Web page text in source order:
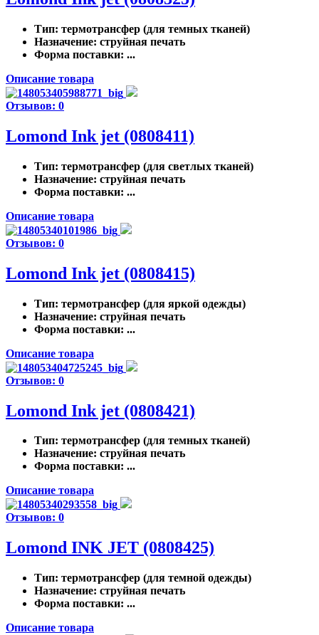
Тип: термотрансфер (для темных тканей)
Назначение: струйная печать
Форма поставки: ...
Описание товара
Отзывов: 0
Lomond Ink jet (0808411)
Тип: термотрансфер (для светлых тканей)
Назначение: струйная печать
Форма поставки: ...
Описание товара
Отзывов: 0
Lomond Ink jet (0808415)
Тип: термотрансфер (для яркой одежды)
Назначение: струйная печать
Форма поставки: ...
Описание товара
Отзывов: 0
Lomond Ink jet (0808421)
Тип: термотрансфер (для темных тканей)
Назначение: струйная печать
Форма поставки: ...
Описание товара
Отзывов: 0
Lomond INK JET (0808425)
Тип: термотрансфер (для темной одежды)
Назначение: струйная печать
Форма поставки: ...
Описание товара